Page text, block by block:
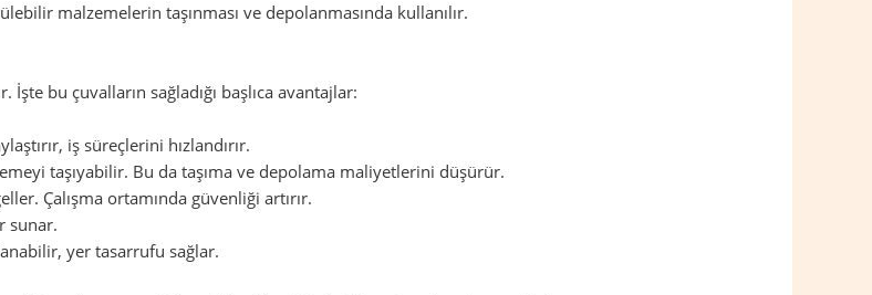
malzemelerin taşınması ve depolanmasında kullanılır.
bu çuvalların sağladığı başlıca avantajlar:
iş süreçlerini hızlandırır.
taşıyabilir. Bu da taşıma ve depolama maliyetlerini düşürür.
Çalışma ortamında güvenliği artırır.
sunar.
yer tasarrufu sağlar.